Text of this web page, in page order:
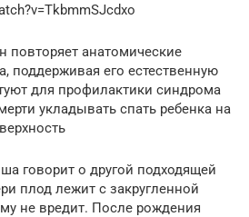
повторяет анатомические
поддерживая его естественную
для профилактики синдрома
укладывать спать ребенка на
говорит о другой подходящей
плод лежит с закругленной
не вредит. После рождения